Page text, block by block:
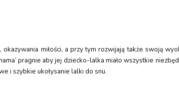
miłości, a przy tym rozwijają także swoją
pragnie aby jej dziecko-lalka miało wszystkie
i szybkie ukołysanie lalki do snu.